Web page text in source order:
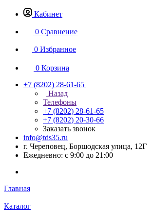
Кабинет
0 Сравнение
0 Избранное
0 Корзина
+7 (8202) 28‑61-65
Назад
Телефоны
+7 (8202) 28‑61-65
+7 (8202) 20‑30-66
Заказать звонок
info@tds35.ru
г. Череповец, Боршодская улица, 12Г
Ежедневно: с 9:00 до 21:00
Главная
Каталог